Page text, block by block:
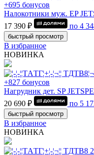
+695 бонусов
Налокотники муж. EP
17 390 ₽
по 4
быстрый просмотр
В избранное
НОВИНКА
+827 бонусов
Нагрудник дет. SP
20 690 ₽
по 5
быстрый просмотр
В избранное
НОВИНКА